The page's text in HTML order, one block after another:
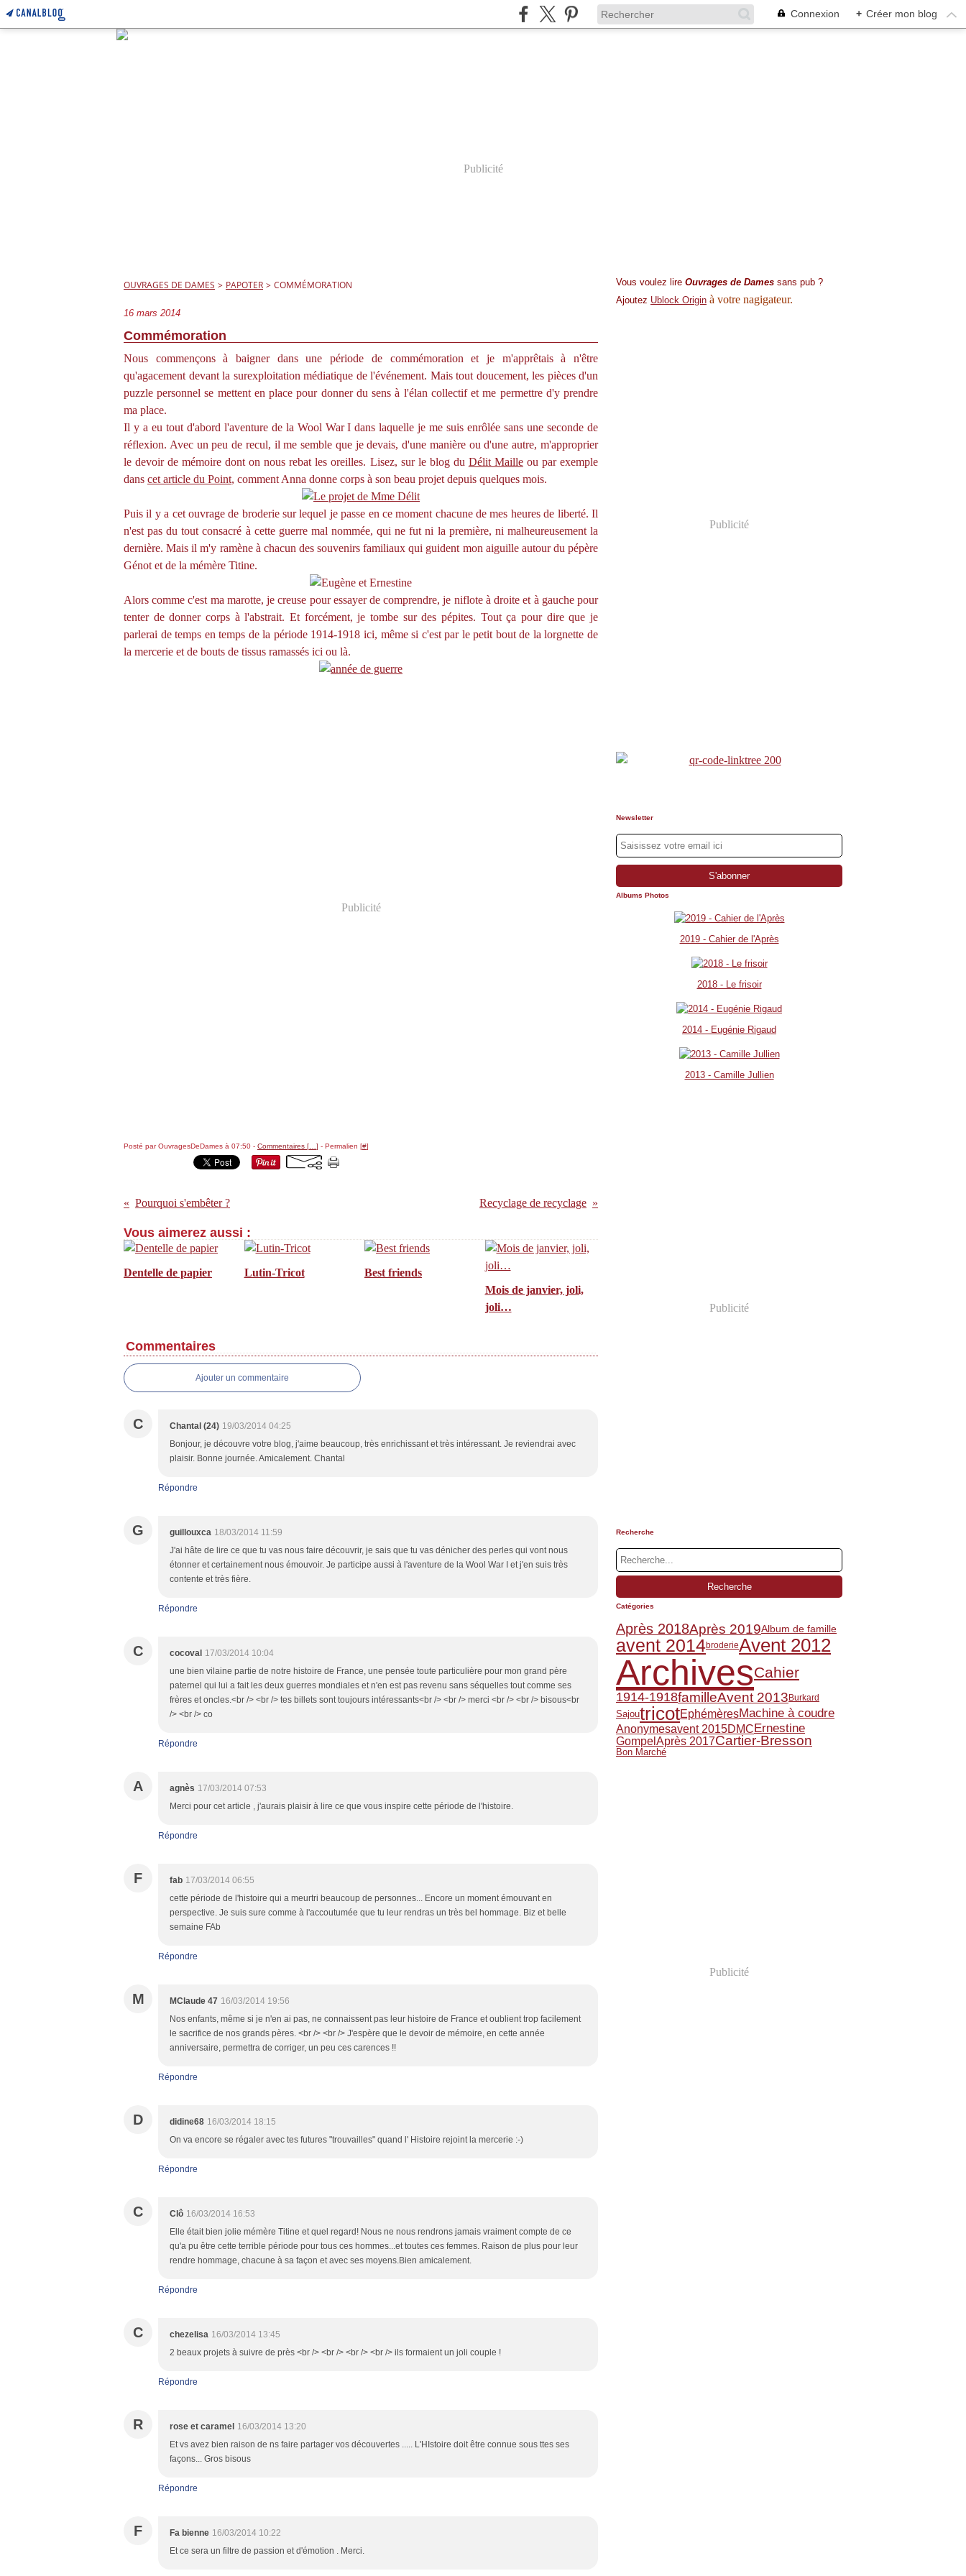
Connexion + Créer mon blog
Publicité
OUVRAGES DE DAMES > PAPOTER > COMMÉMORATION
16 mars 2014
Commémoration
Nous commençons à baigner dans une période de commémoration et je m'apprêtais à n'être
qu'agacement devant la surexploitation médiatique de l'événement. Mais tout doucement, les pièces d'un
puzzle personnel se mettent en place pour donner du sens à l'élan collectif et me permettre d'y prendre
ma place.
Il y a eu tout d'abord l'aventure de la Wool War I dans laquelle je me suis enrôlée sans une seconde de
réflexion. Avec un peu de recul, il me semble que je devais, d'une manière ou d'une autre, m'approprier
le devoir de mémoire dont on nous rebat les oreilles. Lisez, sur le blog du Délit Mailleou par exemple
dans cet article du Point, comment Anna donne corps à son beau projet depuis quelques mois.
Puis il y a cet ouvrage de broderie sur lequel je passe en ce moment chacune de mes heures de liberté. Il
n'est pas du tout consacré à cette guerre mal nommée, qui ne fut ni la première, ni malheureusement la
dernière. Mais il m'y ramène à chacun des souvenirs familiaux qui guident mon aiguille autour du pépère
Génot et de la mémère Titine.
Alors comme c'est ma marotte, je creuse pour essayer de comprendre, je niflote à droite et à gauche pour
tenter de donner corps à l'abstrait. Et forcément, je tombe sur des pépites. Tout ça pour dire que je
parlerai de temps en temps de la période 1914-1918 ici, même si c'est par le petit bout de la lorgnette de
la mercerie et de bouts de tissus ramassés ici ou là.
Publicité
Posté par OuvragesDeDames à 07:50 - Commentaires [ ] - Permalien [#]
Pourquoi s'embêter ? Recyclage de recyclage
Vous aimerez aussi :
Dentelle de papier Lutin-Tricot
Best friends
Mois de janvier, joli,
joli…
Commentaires
Ajouter un commentaire
C Chantal (24) 19/03/2014 04:25
Bonjour, je découvre votre blog, j'aime beaucoup, très enrichissant et très intéressant. Je reviendrai avec
plaisir. Bonne journée. Amicalement. Chantal
Répondre
G guillouxca 18/03/2014 11:59
J'ai hâte de lire ce que tu vas nous faire découvrir, je sais que tu vas dénicher des perles qui vont nous
étonner et certainement nous émouvoir. Je participe aussi à l'aventure de la Wool War I et j'en suis très
contente et très fière.
Répondre
C cocoval 17/03/2014 10:04
une bien vilaine partie de notre histoire de France, une pensée toute particulière pour mon grand père
paternel qui lui a fait les deux guerres mondiales et n'en est pas revenu sans séquelles tout comme ses
frères et oncles.<br /> <br /> tes billets sont toujours intéressants<br /> <br /> merci <br /> <br /> bisous<br
/> <br /> co
Répondre
A agnès 17/03/2014 07:53
Merci pour cet article , j'aurais plaisir à lire ce que vous inspire cette période de l'histoire.
Répondre
F fab 17/03/2014 06:55
cette période de l'histoire qui a meurtri beaucoup de personnes... Encore un moment émouvant en
perspective. Je suis sure comme à l'accoutumée que tu leur rendras un très bel hommage. Biz et belle
semaine FAb
Répondre
M MClaude 47 16/03/2014 19:56
Nos enfants, même si je n'en ai pas, ne connaissent pas leur histoire de France et oublient trop facilement
le sacrifice de nos grands pères. <br /> <br /> J'espère que le devoir de mémoire, en cette année
anniversaire, permettra de corriger, un peu ces carences !!
Répondre
D didine68 16/03/2014 18:15
On va encore se régaler avec tes futures "trouvailles" quand l' Histoire rejoint la mercerie :-)
Répondre
C Clô 16/03/2014 16:53
Elle était bien jolie mémère Titine et quel regard! Nous ne nous rendrons jamais vraiment compte de ce
qu'a pu être cette terrible période pour tous ces hommes...et toutes ces femmes. Raison de plus pour leur
rendre hommage, chacune à sa façon et avec ses moyens.Bien amicalement.
Répondre
C chezelisa 16/03/2014 13:45
2 beaux projets à suivre de près <br /> <br /> <br /> <br /> ils formaient un joli couple !
Répondre
R rose et caramel 16/03/2014 13:20
Et vs avez bien raison de ns faire partager vos découvertes ..... L'HIstoire doit être connue sous ttes ses
façons... Gros bisous
Répondre
F Fa bienne 16/03/2014 10:22
Et ce sera un filtre de passion et d'émotion . Merci.
Vous voulez lire Ouvrages de Dames sans pub ?
Ajoutez Ublock Origin à votre nagigateur.
Publicité
Newsletter
Albums Photos
2019 - Cahier de l'Après
2018 - Le frisoir
2014 - Eugénie Rigaud
2013 - Camille Jullien
Publicité
Recherche
Catégories
Après 2018Après 2019Album de famille
avent 2014broderieAvent 2012
ArchivesCahier
1914-1918familleAvent 2013Burkard
SajoutricotEphémèresMachine à coudre
Anonymesavent 2015DMCErnestine
Gompel Après 2017Cartier-Bresson
Bon Marché
Publicité